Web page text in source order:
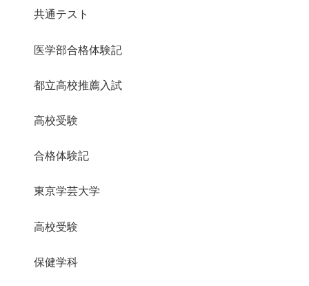
共通テスト
医学部合格体験記
都立高校推薦入試
高校受験
合格体験記
東京学芸大学
高校受験
保健学科